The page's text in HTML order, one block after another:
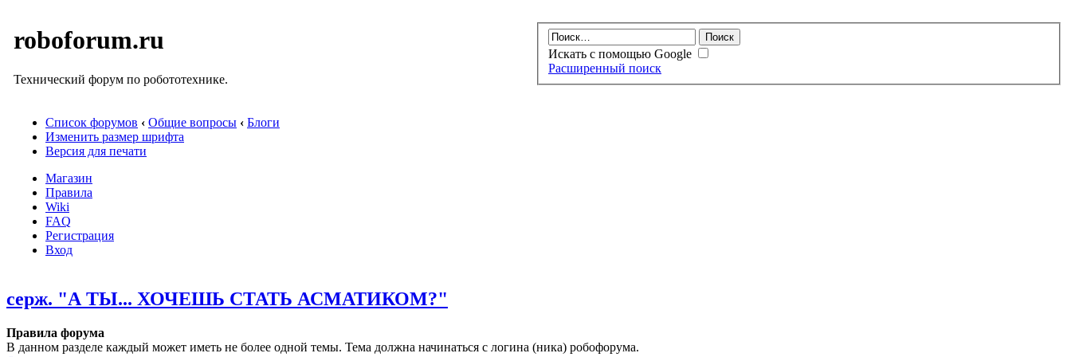
roboforum.ru
Технический форум по робототехнике.
Искать с помощью Google
Расширенный поиск
Список форумов ‹ Общие вопросы ‹ Блоги
Изменить размер шрифта
Версия для печати
Магазин
Правила
Wiki
FAQ
Регистрация
Вход
серж. "А ТЫ... ХОЧЕШЬ СТАТЬ АСМАТИКОМ?"
Правила форума
В данном разделе каждый может иметь не более одной темы. Тема должна начинаться с логина (ника) робофорума.